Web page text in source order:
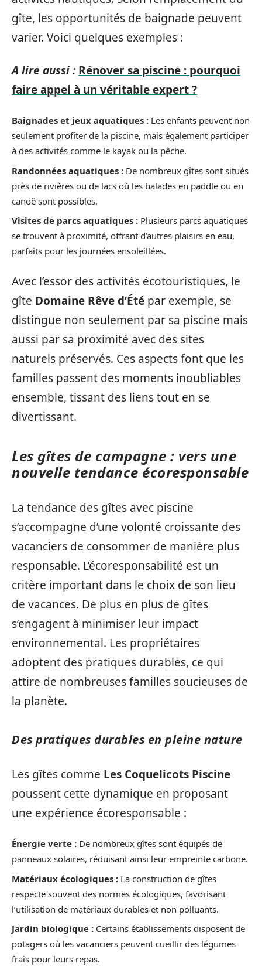
gîte, les opportunités de baignade peuvent
varier. Voici quelques exemples :
A lire aussi : Rénover sa piscine : pourquoi
faire appel à un véritable expert ?
Baignades et jeux aquatiques : Les enfants peuvent non
seulement profiter de la piscine, mais également participer
à des activités comme le kayak ou la pêche.
Randonnées aquatiques : De nombreux gîtes sont situés
près de rivières ou de lacs où les balades en paddle ou en
canoë sont possibles.
Visites de parcs aquatiques : Plusieurs parcs aquatiques
se trouvent à proximité, offrant d’autres plaisirs en eau,
parfaits pour les journées ensoleillées.
Avec l’essor des activités écotouristiques, le
gîte Domaine Rêve d’Été par exemple, se
distingue non seulement par sa piscine mais
aussi par sa proximité avec des sites
naturels préservés. Ces aspects font que les
familles passent des moments inoubliables
ensemble, tissant des liens tout en se
divertissant.
Les gîtes de campagne : vers une
nouvelle tendance écoresponsable
La tendance des gîtes avec piscine
s’accompagne d’une volonté croissante des
vacanciers de consommer de manière plus
responsable. L’écoresponsabilité est un
critère important dans le choix de son lieu
de vacances. De plus en plus de gîtes
s’engagent à minimiser leur impact
environnemental. Les propriétaires
adoptent des pratiques durables, ce qui
attire de nombreuses familles soucieuses de
la planète.
Des pratiques durables en pleine nature
Les gîtes comme Les Coquelicots Piscine
poussent cette dynamique en proposant
une expérience écoresponsable :
Énergie verte : De nombreux gîtes sont équipés de
panneaux solaires, réduisant ainsi leur empreinte carbone.
Matériaux écologiques : La construction de gîtes
respecte souvent des normes écologiques, favorisant
l’utilisation de matériaux durables et non polluants.
Jardin biologique : Certains établissements disposent de
potagers où les vacanciers peuvent cueillir des légumes
frais pour leurs repas.